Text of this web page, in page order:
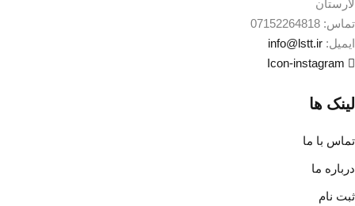
07152264818
info@lstt.ir
Icon-
ها
با ما
ما
نام